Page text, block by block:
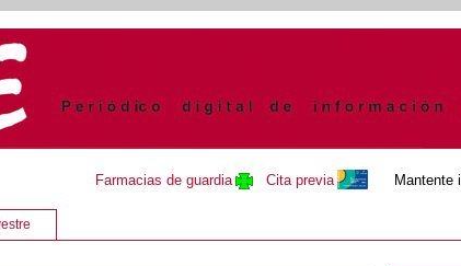
Farmacias de guardia Cita previa Mantente